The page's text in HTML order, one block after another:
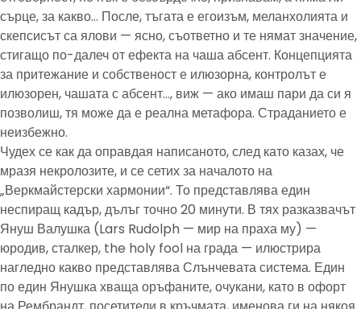
сърце, за какво… После, тъгата е егоизъм, меланхолията и
скепсисът са ялови — ясно, съответно и те нямат значение,
стигащо по-далеч от ефекта на чаша абсент. Концепцията
за притежание и собственост е илюзорна, контролът е
илюзорен, чашата с абсент…, виж — ако имаш пари да си я
позволиш, тя може да е реална метафора. Страданието е
неизбежно.
Чудех се как да оправдая написаното, след като казах, че
мразя некролозите, и се сетих за началото на
„Веркмайстерски хармонии“. То представлява един
неспиращ кадър, дълъг точно 20 минути. В тях разказвачът
Януш Валушка (Lars Rudolph — мир на праха му) —
юродив, сталкер, the holy fool на града — илюстрира
нагледно какво представлява Слънчевата система. Един
по един Янушка хваща оръфаните, очукани, като в офорт